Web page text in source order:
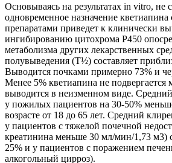
Основываясь на результатах in vitro, не
одновременное назначение кветиапина
препаратами приведет к клинически
ингибированию цитохрома Р450
метаболизма других лекарственных
полувыведения (T½) составляет
Выводится почками примерно 73% и
Менее 5% кветиапина не подвергается
выводится в неизменном виде.
у пожилых пациентов на 30-50%
возрасте от 18 до 65 лет. Средний
у пациентов с тяжелой почечной
креатинина меньше 30 мл/мин/1,73 м3)
25% и у пациентов с поражением
алкогольный цирроз).